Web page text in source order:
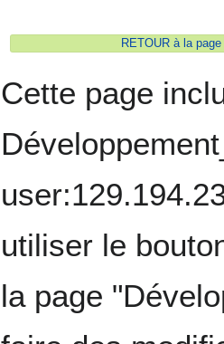
RETOUR à la
Cette page
utiliser le
la page